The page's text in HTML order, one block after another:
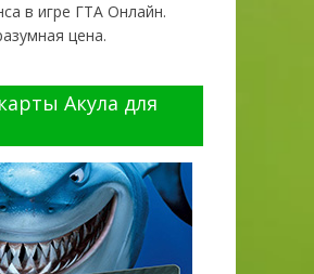
в игре ГТА Онлайн.
цена.
Акула для